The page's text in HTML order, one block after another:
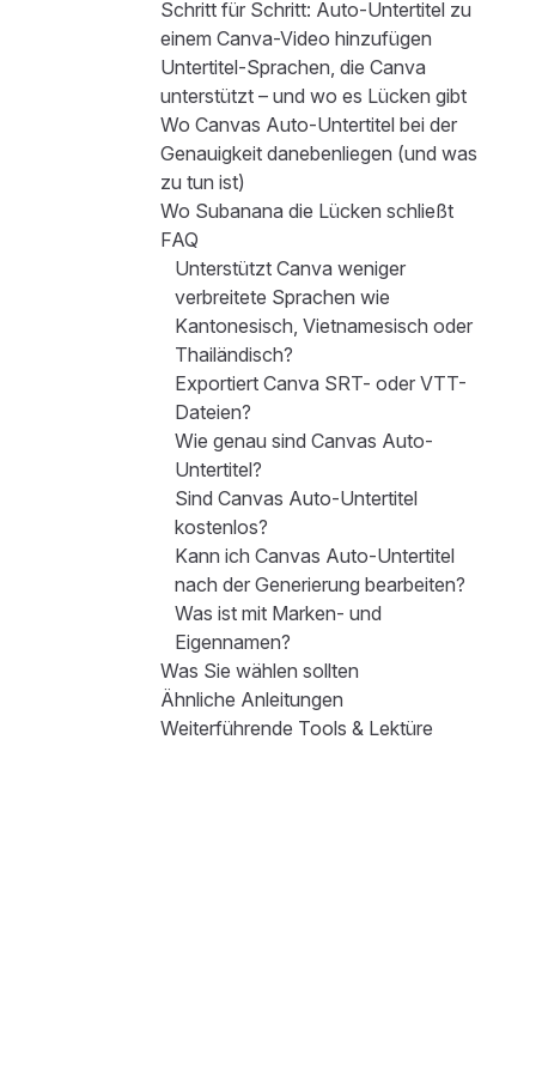
Schritt für Schritt: Auto-Untertitel zu
einem Canva-Video hinzufügen
Untertitel-Sprachen, die Canva
unterstützt – und wo es Lücken gibt
Wo Canvas Auto-Untertitel bei der
Genauigkeit danebenliegen (und was
zu tun ist)
Wo Subanana die Lücken schließt
FAQ
Unterstützt Canva weniger
verbreitete Sprachen wie
Kantonesisch, Vietnamesisch oder
Thailändisch?
Exportiert Canva SRT- oder VTT-
Dateien?
Wie genau sind Canvas Auto-
Untertitel?
Sind Canvas Auto-Untertitel
kostenlos?
Kann ich Canvas Auto-Untertitel
nach der Generierung bearbeiten?
Was ist mit Marken- und
Eigennamen?
Was Sie wählen sollten
Ähnliche Anleitungen
Weiterführende Tools & Lektüre